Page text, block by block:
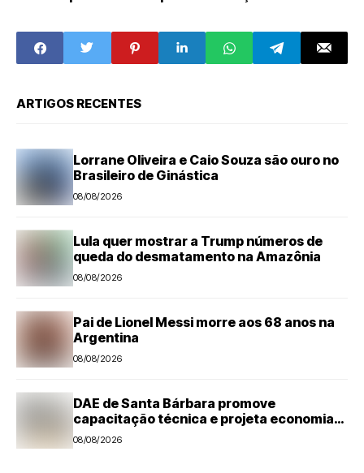
segurança no
trânsito
ARTIGOS RECENTES
Lorrane Oliveira e Caio Souza são ouro no
Brasileiro de Ginástica
08/08/2026
Lula quer mostrar a Trump números de
queda do desmatamento na Amazônia
08/08/2026
Pai de Lionel Messi morre aos 68 anos na
Argentina
08/08/2026
DAE de Santa Bárbara promove
capacitação técnica e projeta economia
anual de mais de R$ 300 mil com eficiência
energética
08/08/2026